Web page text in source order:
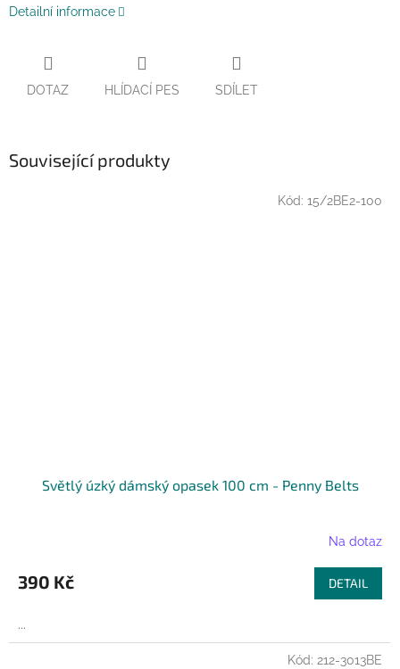
Detailní informace
DOTAZ HLÍDACÍ PES SDÍLET
Související produkty
Světlý úzký dámský opasek 100 cm - Penny Belts
Na dotaz
390 Kč DETAIL
...
Kód: 15/2BE2-100
Kód: 212-3013BE